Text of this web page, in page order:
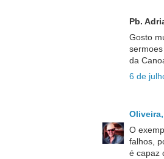
Pb.
Gosto
da
6 de
Oliveira,
O
falhos,
é capaz